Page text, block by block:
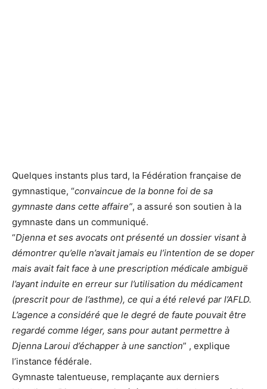
Quelques instants plus tard, la Fédération française de
gymnastique, “convaincue de la bonne foi de sa
gymnaste dans cette affaire”, a assuré son soutien à la
gymnaste dans un communiqué.
“Djenna et ses avocats ont présenté un dossier visant à
démontrer qu’elle n’avait jamais eu l’intention de se doper
mais avait fait face à une prescription médicale ambiguë
l’ayant induite en erreur sur l’utilisation du médicament
(prescrit pour de l’asthme), ce qui a été relevé par l’AFLD.
L’agence a considéré que le degré de faute pouvait être
regardé comme léger, sans pour autant permettre à
Djenna Laroui d’échapper à une sanction” , explique
l’instance fédérale.
Gymnaste talentueuse, remplaçante aux derniers